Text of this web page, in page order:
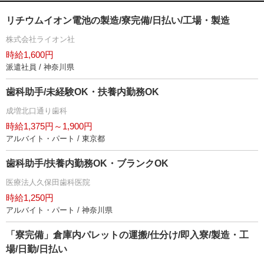
リチウムイオン電池の製造/寮完備/日払い/工場・製造
株式会社ライオン社
時給1,600円
派遣社員 / 神奈川県
歯科助手/未経験OK・扶養内勤務OK
成増北口通り歯科
時給1,375円～1,900円
アルバイト・パート / 東京都
歯科助手/扶養内勤務OK・ブランクOK
医療法人久保田歯科医院
時給1,250円
アルバイト・パート / 神奈川県
「寮完備」倉庫内パレットの運搬/仕分け/即入寮/製造・工
場/日勤/日払い